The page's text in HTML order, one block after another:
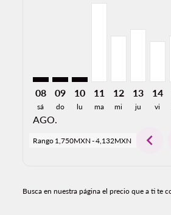
08
sá
AGO.
09
do
10
lu
11
ma
12
mi
13
ju
14
vi
Rango 1,750MXN -4,132MXN chevron_left
Busca en nuestra página el precio que a ti te